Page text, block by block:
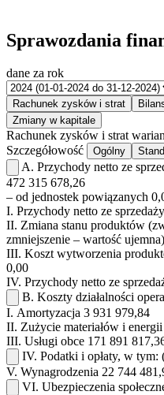
Sprawozdania
dane za rok
Rachunek zysków i strat
Zmiany w kapitale
Rachunek zysków i strat
Szczegółowość
Ogólny
A. Przychody netto ze
472 315 678,26
– od jednostek powiązanych
I. Przychody netto ze
II. Zmiana stanu produktów
zmniejszenie – wartość ujemna)
III. Koszt wytworzenia
0,00
IV. Przychody netto ze
B. Koszty działalności
I. Amortyzacja 3 931 979,84
II. Zużycie materiałów i energii
III. Usługi obce 171 891
IV. Podatki i opłaty, w tym:
V. Wynagrodzenia 22 744
VI. Ubezpieczenia